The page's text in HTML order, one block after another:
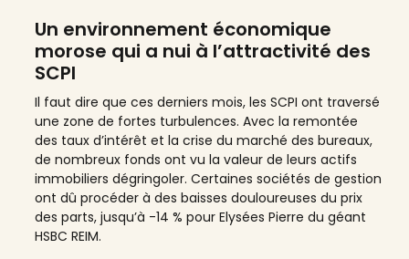
Un environnement économique
morose qui a nui à l’attractivité des
SCPI
Il faut dire que ces derniers mois, les SCPI ont traversé
une zone de fortes turbulences. Avec la remontée
des taux d’intérêt et la crise du marché des bureaux,
de nombreux fonds ont vu la valeur de leurs actifs
immobiliers dégringoler. Certaines sociétés de gestion
ont dû procéder à des baisses douloureuses du prix
des parts, jusqu’à -14 % pour Elysées Pierre du géant
HSBC REIM.